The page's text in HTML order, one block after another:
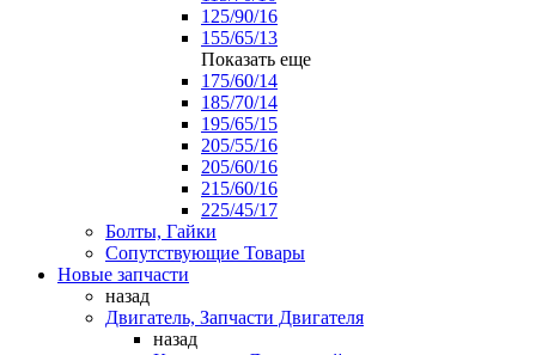
125/90/16
155/65/13
Показать еще
175/60/14
185/70/14
195/65/15
205/55/16
205/60/16
215/60/16
225/45/17
Болты, Гайки
Сопутствующие Товары
Новые запчасти
назад
Двигатель, Запчасти Двигателя
назад